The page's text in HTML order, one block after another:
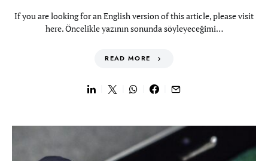
If you are looking for an English version of this article, please visit
here. Öncelikle yazının sonunda söyleyeceğimi…
READ MORE